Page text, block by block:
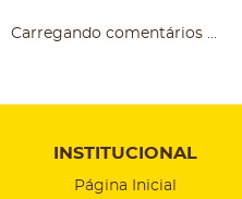
Carregando comentários ...
INSTITUCIONAL
Página Inicial